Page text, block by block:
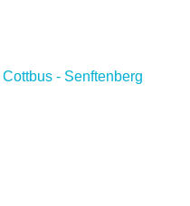
- Senftenberg